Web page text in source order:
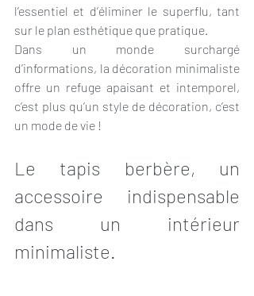
l’essentiel et d’éliminer le superflu, tant
sur le plan esthétique que pratique.
Dans un monde surchargé
d’informations, la décoration minimaliste
offre un refuge apaisant et intemporel,
c’est plus qu’un style de décoration, c’est
un mode de vie !
Le tapis berbère, un
accessoire indispensable
dans un intérieur
minimaliste.